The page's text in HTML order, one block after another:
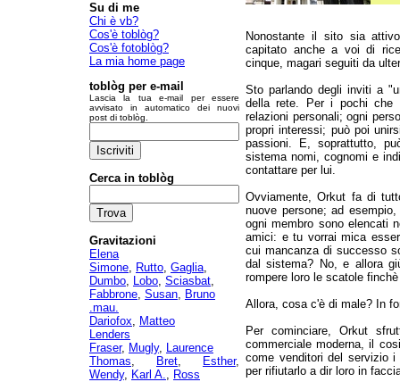
Su di me
Chi è vb?
Cos'è toblòg?
Cos'è fotoblòg?
La mia home page
toblòg per e-mail
Lascia la tua e-mail per essere
avvisato in automatico dei nuovi
post di toblòg.
Cerca in toblòg
Gravitazioni
Elena
Simone, Rutto, Gaglia,
Dumbo, Lobo, Sciasbat,
Fabbrone, Susan, Bruno
.mau.
Dariofox, Matteo
Lenders
Fraser, Mugly, Laurence
Thomas, Bret, Esther,
Wendy, Karl A., Ross
Nonostante il sito sia
capitato anche a voi di
cinque, magari seguiti da
Sto parlando degli inviti a
della rete. Per i pochi
relazioni personali; ogni
propri interessi; può poi
passioni. E, soprattutto,
sistema nomi, cognomi e
contattare per lui.
Ovviamente, Orkut fa di
nuove persone; ad
ogni membro sono elencati
amici: e tu vorrai mica
cui mancanza di successo
dal sistema? No, e allora
rompere loro le scatole
Allora, cosa c'è di male? In
Per cominciare, Orkut
commerciale moderna, il
come venditori del servizio
per rifiutarlo a dir loro in